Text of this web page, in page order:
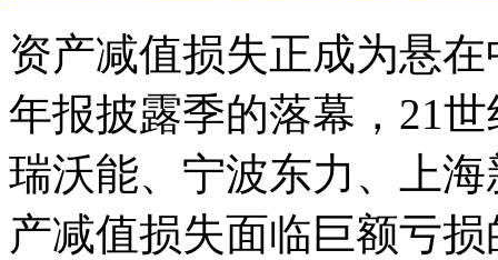
资产减值损失正成为悬
年报披露季的落幕，21
瑞沃能、宁波东力、上
产减值损失面临巨额亏